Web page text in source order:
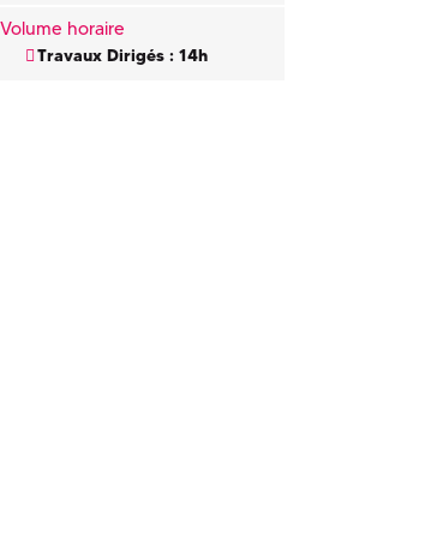
Volume horaire
Travaux Dirigés : 14h